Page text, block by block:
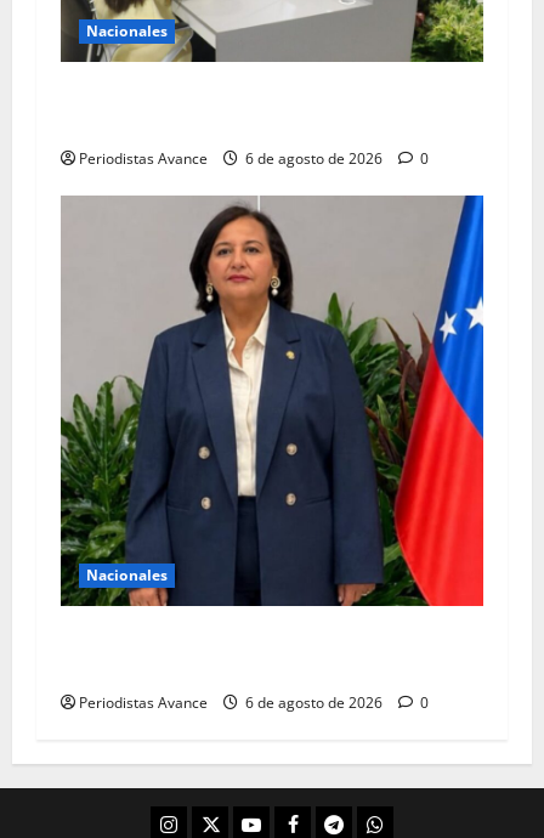
Nacionales
Periodistas Avance 6 de agosto de 2026 0
Nacionales
Periodistas Avance 6 de agosto de 2026 0